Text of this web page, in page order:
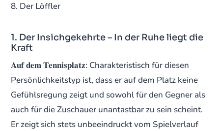
Der Löffler
1. Der Insichgekehrte – In der Ruhe liegt die
Kraft
𝐀𝐮𝐟 𝐝𝐞𝐦 𝐓𝐞𝐧𝐧𝐢𝐬𝐩𝐥𝐚𝐭𝐳: Charakteristisch für diesen
Persönlichkeitstyp ist, dass er auf dem Platz keine
Gefühlsregung zeigt und sowohl für den Gegner als
auch für die Zuschauer unantastbar zu sein scheint.
Er zeigt sich stets unbeeindruckt vom Spielverlauf